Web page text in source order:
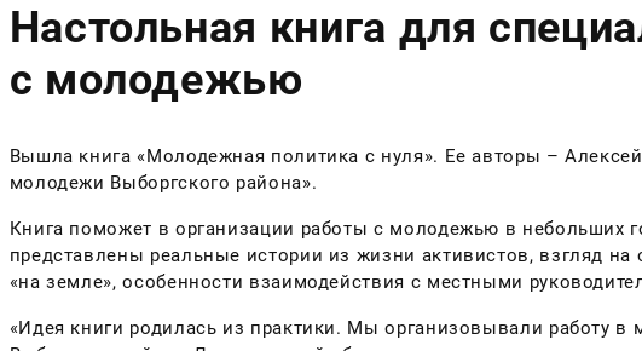
Настольная книга для
с молодежью
Вышла книга «Молодежная политика с нуля». Ее авторы –
молодежи Выборгского района».
Книга поможет в организации работы с молодежью в небольших
представлены реальные истории из жизни активистов, взгляд
«на земле», особенности взаимодействия с местными
«Идея книги родилась из практики. Мы организовывали работу в